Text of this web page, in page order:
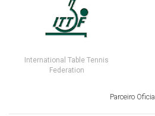
International Table Tennis
Federation
Parceiro Oficial